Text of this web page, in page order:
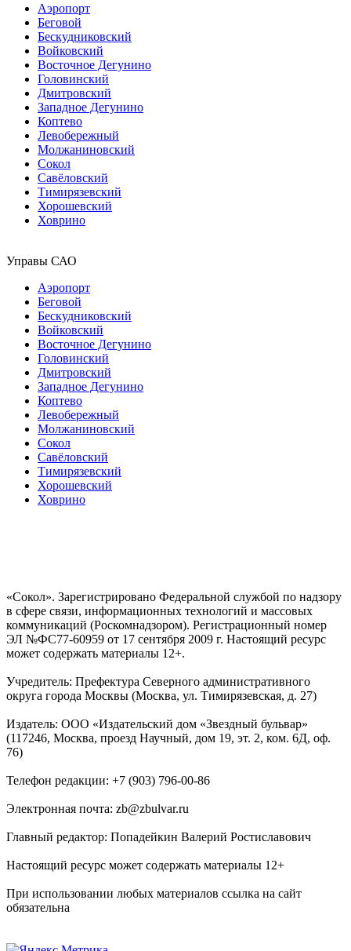
Аэропорт
Беговой
Бескудниковский
Войковский
Восточное Дегунино
Головинский
Дмитровский
Западное Дегунино
Коптево
Левобережный
Молжаниновский
Сокол
Савёловский
Тимирязевский
Хорошевский
Ховрино
Управы САО
Аэропорт
Беговой
Бескудниковский
Войковский
Восточное Дегунино
Головинский
Дмитровский
Западное Дегунино
Коптево
Левобережный
Молжаниновский
Сокол
Савёловский
Тимирязевский
Хорошевский
Ховрино
«Сокол». Зарегистрировано Федеральной службой по надзору
в сфере связи, информационных технологий и массовых
коммуникаций (Роскомнадзором). Регистрационный номер
ЭЛ №ФС77-60959 от 17 сентября 2009 г. Настоящий ресурс
может содержать материалы 12+.
Учредитель: Префектура Северного административного
округа города Москвы (Москва, ул. Тимирязевская, д. 27)
Издатель: ООО «Издательский дом «Звездный бульвар»
(117246, Москва, проезд Научный, дом 19, эт. 2, ком. 6Д, оф.
76)
Телефон редакции: +7 (903) 796-00-86
Электронная почта: zb@zbulvar.ru
Главный редактор: Попадейкин Валерий Ростиславович
Настоящий ресурс может содержать материалы 12+
При использовании любых материалов ссылка на сайт
обязательна